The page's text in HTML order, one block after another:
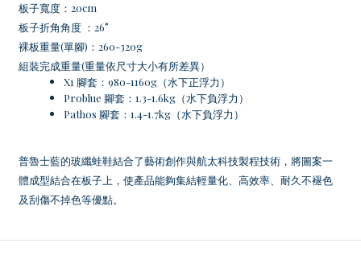
板子寬度：20cm
板子折角角度 ：26°
裸板重量(單腳)：260-320g
組裝完成重量(重量依尺寸大小有所差異）
X1 腳套：980-1160g（水下正浮力）
Problue 腳套：1.3-1.6kg（水下負浮力）
Pathos 腳套：1.4-1.7kg（水下負浮力）
普魯士藍的玻纖蛙鞋結合了藝術創作與航太科技製程技術，將圖案一
體成型結合在板子上，使產品能夠集結輕量化、高效率、耐久不褪色
及刮傷不掉色等優點。